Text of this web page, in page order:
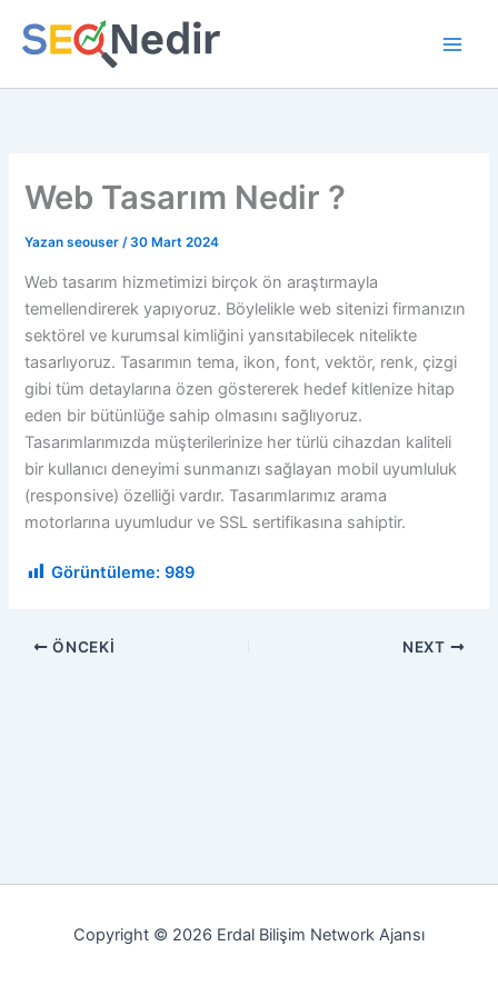
atla
Web Tasarım Nedir ?
Yazan seouser/30 Mart 2024
Web tasarım hizmetimizi birçok ön araştırmayla
temellendirerek yapıyoruz. Böylelikle web sitenizi firmanızın
sektörel ve kurumsal kimliğini yansıtabilecek nitelikte
tasarlıyoruz. Tasarımın tema, ikon, font, vektör, renk, çizgi
gibi tüm detaylarına özen göstererek hedef kitlenize hitap
eden bir bütünlüğe sahip olmasını sağlıyoruz.
Tasarımlarımızda müşterilerinize her türlü cihazdan kaliteli
bir kullanıcı deneyimi sunmanızı sağlayan mobil uyumluluk
(responsive) özelliği vardır. Tasarımlarımız arama
motorlarına uyumludur ve SSL sertifikasına sahiptir.
Görüntüleme: 989
ÖNCEKI NEXT
Copyright © 2026 Erdal Bilişim Network Ajansı